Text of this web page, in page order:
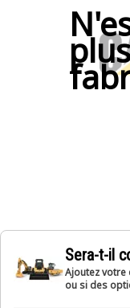
plus
Sera-t-il
Ajoutez votre
ou si des